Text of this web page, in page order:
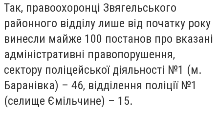
Так, правоохоронці Звягельського
районного відділу лише від початку року
винесли майже 100 постанов про вказані
адміністративні правопорушення,
сектору поліцейської діяльності №1 (м.
Баранівка) – 46, відділення поліції №1
(селище Ємільчине) – 15.